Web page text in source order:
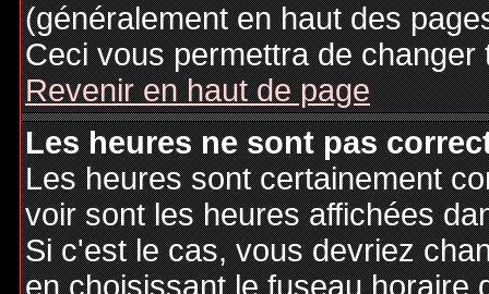
(généralement en haut des
Ceci vous permettra de
Revenir en haut de page
Les heures ne sont pas
Les heures sont certainement
voir sont les heures affichées
Si c'est le cas, vous devriez
en choisissant le fuseau horaire